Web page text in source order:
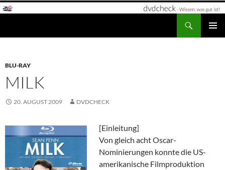
Zum
BLU-RAY
MILK
20. AUGUST 2009 DVDCHECK
[Einleitung]
Von gleich acht Oscar-
Nominierungen konnte die US-
amerikanische Filmproduktion